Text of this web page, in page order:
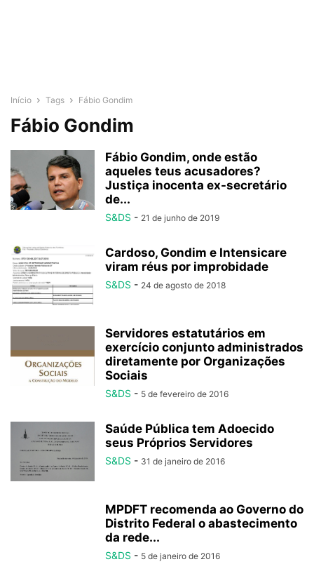
Início Tags Fábio Gondim
Fábio Gondim
Fábio Gondim, onde estão
aqueles teus acusadores?
Justiça inocenta ex-secretário
de...
S&DS - 21 de junho de 2019
Cardoso, Gondim e Intensicare
viram réus por improbidade
S&DS - 24 de agosto de 2018
Servidores estatutários em
exercício conjunto administrados
diretamente por Organizações
Sociais
S&DS - 5 de fevereiro de 2016
Saúde Pública tem Adoecido
seus Próprios Servidores
S&DS - 31 de janeiro de 2016
MPDFT recomenda ao Governo do
Distrito Federal o abastecimento
da rede...
S&DS - 5 de janeiro de 2016